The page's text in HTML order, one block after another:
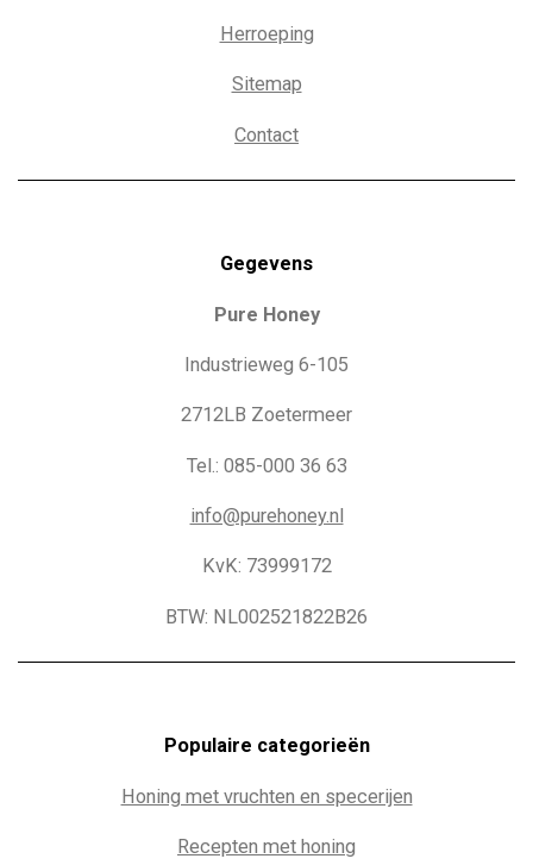
Herroeping
Sitemap
Contact
Gegevens
Pure Honey
Industrieweg 6-105
2712LB Zoetermeer
Tel.: 085-000 36 63
info@purehoney.nl
KvK: 73999172
BTW: NL002521822B26
Populaire categorieën
Honing met vruchten en specerijen
Recepten met honing